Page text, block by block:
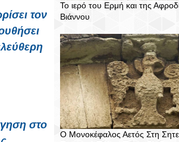
τον
στο
Το ιερό του Ερμή και της
Βιάννου
Ο Μονοκέφαλος Αετός Στη